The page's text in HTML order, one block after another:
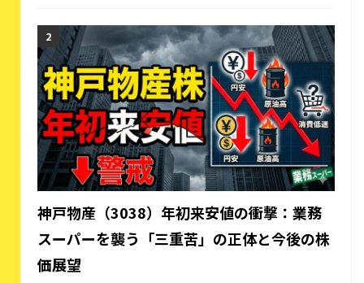
神戸物産（3038）年初来安値の衝撃：業務
スーパーを襲う「三重苦」の正体と今後の株
価展望